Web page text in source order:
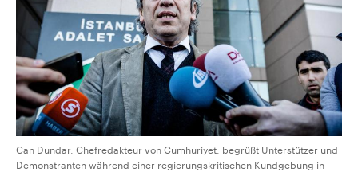
Can Dundar, Chefredakteur von Cumhuriyet, begrüßt Unterstützer und
Demonstranten während einer regierungskritischen Kundgebung in